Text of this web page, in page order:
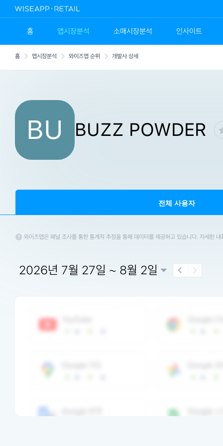
홈 앱시장분석 소매시장분석 인사이트
홈 앱시장분석 와이즈앱 순위 개발사 상세
BU BUZZ POWDER
전체 사용자
와이즈앱은 패널 조사를 통한 통계적 추정을 통해 데이터를 제공하고 있습니다. 자세한
2026년 7월 27일 ~ 8월 2일